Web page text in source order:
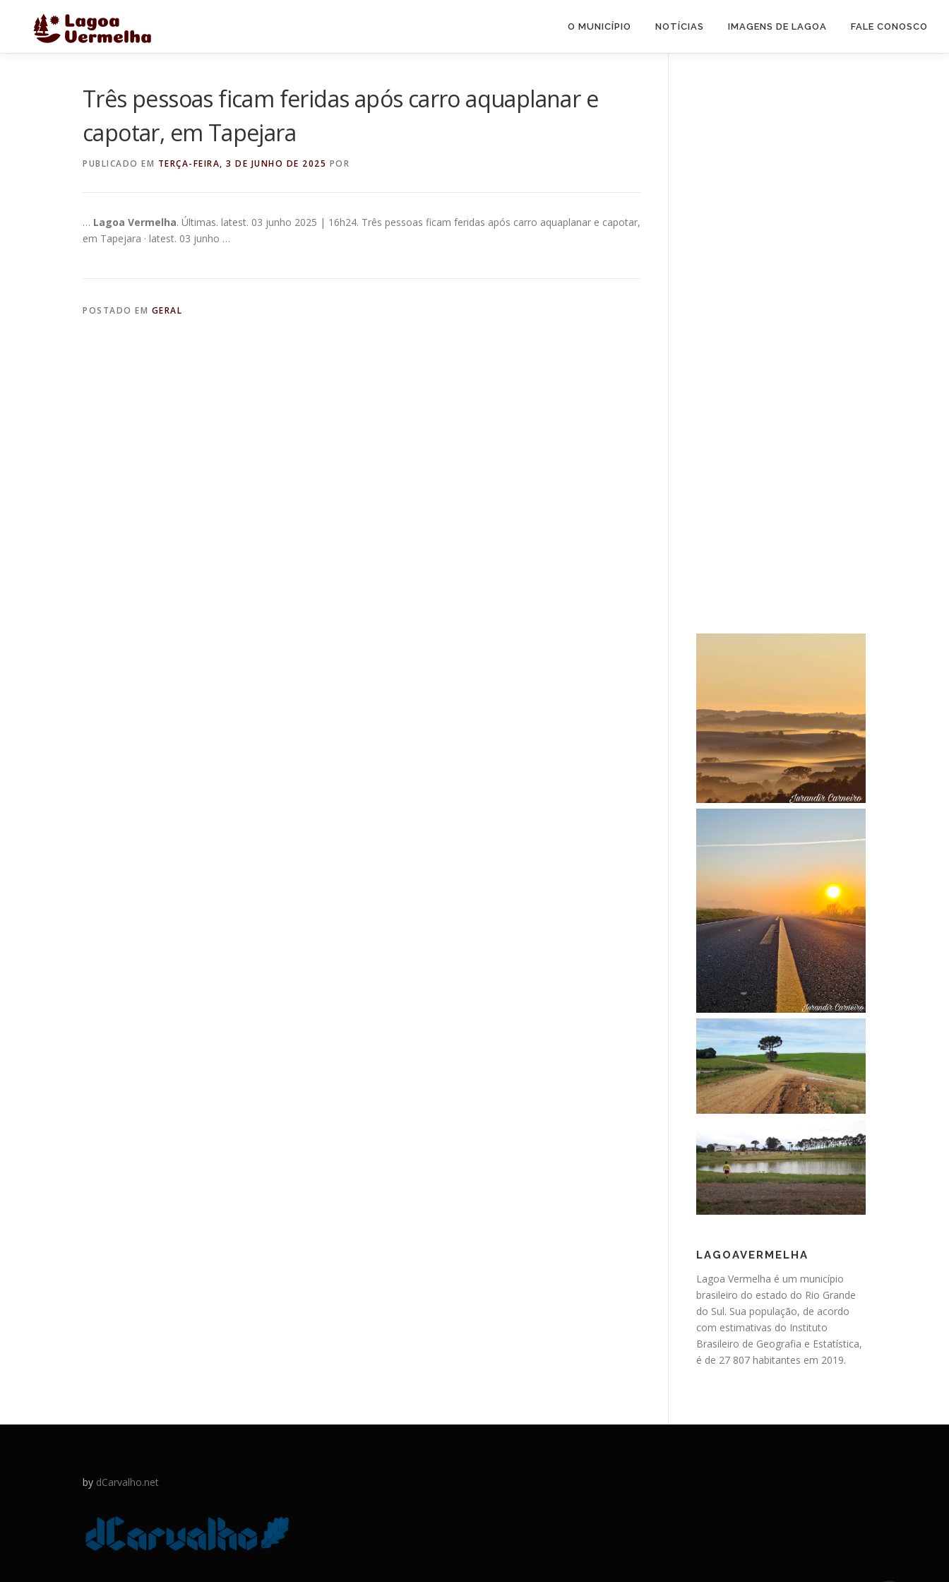
conteúdo
O MUNICÍPIO NOTÍCIAS IMAGENS DE LAGOA FALE CONOSCO
Três pessoas ficam feridas após carro aquaplanar e
capotar, em Tapejara
PUBLICADO EM TERÇA-FEIRA, 3 DE JUNHO DE 2025 POR
… Lagoa Vermelha. Últimas. latest. 03 junho 2025 | 16h24. Três pessoas ficam feridas após carro aquaplanar e capotar,
em Tapejara · latest. 03 junho …
POSTADO EM GERAL
LAGOAVERMELHA
Lagoa Vermelha é um município
brasileiro do estado do Rio Grande
do Sul. Sua população, de acordo
com estimativas do Instituto
Brasileiro de Geografia e Estatística,
é de 27 807 habitantes em 2019.
by dCarvalho.net